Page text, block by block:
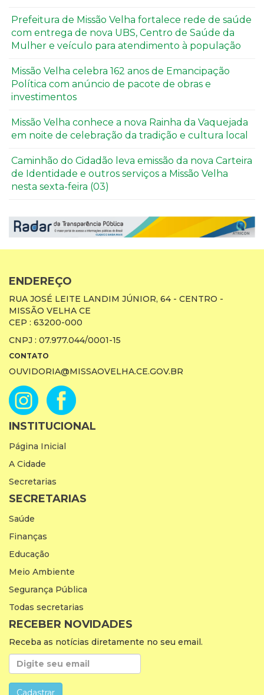
Prefeitura de Missão Velha fortalece rede de saúde
com entrega de nova UBS, Centro de Saúde da
Mulher e veículo para atendimento à população
Missão Velha celebra 162 anos de Emancipação
Política com anúncio de pacote de obras e
investimentos
Missão Velha conhece a nova Rainha da Vaquejada
em noite de celebração da tradição e cultura local
Caminhão do Cidadão leva emissão da nova Carteira
de Identidade e outros serviços a Missão Velha
nesta sexta-feira (03)
ENDEREÇO
RUA JOSÉ LEITE LANDIM JÚNIOR, 64 - CENTRO -
MISSÃO VELHA CE
CEP : 63200-000
CNPJ : 07.977.044/0001-15
CONTATO
OUVIDORIA@MISSAOVELHA.CE.GOV.BR
INSTITUCIONAL
Página Inicial
A Cidade
Secretarias
SECRETARIAS
Saúde
Finanças
Educação
Meio Ambiente
Segurança Pública
Todas secretarias
RECEBER NOVIDADES
Receba as notícias diretamente no seu email.